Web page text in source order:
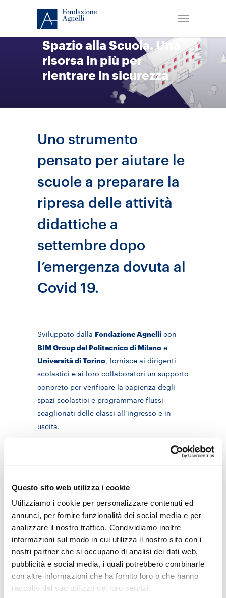
Questo sito web utilizza i cookie
Utilizziamo i cookie per personalizzare contenuti ed
annunci, per fornire funzionalità dei social media e per
analizzare il nostro traffico. Condividiamo inoltre
informazioni sul modo in cui utilizza il nostro sito con i
nostri partner che si occupano di analisi dei dati web,
pubblicità e social media, i quali potrebbero combinarle
con altre informazioni che ha fornito loro o che hanno
raccolto dal suo utilizzo dei loro servizi.
Spazio alla Scuola. Una
risorsa in più per
rientrare in sicurezza
Uno strumento
pensato per aiutare le
scuole a preparare la
ripresa delle attività
didattiche a
settembre dopo
l’emergenza dovuta al
Covid 19.
Sviluppato dalla Fondazione Agnelli con
BIM Group del Politecnico di Milano e
Università di Torino , fornisce ai dirigenti
scolastici e ai loro collaboratori un supporto
concreto per verificare la capienza degli
spazi scolastici e programmare flussi
scaglionati delle classi all’ingresso e in
uscita.
Spazio alla Scuola è uno strumento pensato
per la scuola primaria, secondaria di I grado
Visita il sito:spazioallascuola.it
Temi
Didattica